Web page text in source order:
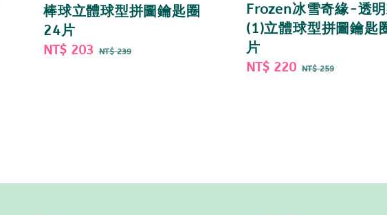
棒球立體球型拼圖鑰匙圈
24片
Sale
NT$ 203 Regular
NT$ 239
Frozen冰雪奇緣-透
(1)立體球型拼圖鑰匙
片
Sale
NT$ 220 Regular
NT$ 259